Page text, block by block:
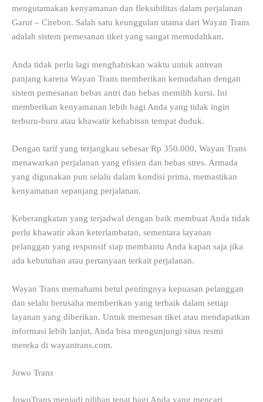
mengutamakan kenyamanan dan fleksibilitas dalam perjalanan
Garut – Cirebon. Salah satu keunggulan utama dari Wayan Trans
adalah sistem pemesanan tiket yang sangat memudahkan.
Anda tidak perlu lagi menghabiskan waktu untuk antrean
panjang karena Wayan Trans memberikan kemudahan dengan
sistem pemesanan bebas antri dan bebas memilih kursi. Ini
memberikan kenyamanan lebih bagi Anda yang tidak ingin
terburu-buru atau khawatir kehabisan tempat duduk.
Dengan tarif yang terjangkau sebesar Rp 350.000, Wayan Trans
menawarkan perjalanan yang efisien dan bebas stres. Armada
yang digunakan pun selalu dalam kondisi prima, memastikan
kenyamanan sepanjang perjalanan.
Keberangkatan yang terjadwal dengan baik membuat Anda tidak
perlu khawatir akan keterlambatan, sementara layanan
pelanggan yang responsif siap membantu Anda kapan saja jika
ada kebutuhan atau pertanyaan terkait perjalanan.
Wayan Trans memahami betul pentingnya kepuasan pelanggan
dan selalu berusaha memberikan yang terbaik dalam setiap
layanan yang diberikan. Untuk memesan tiket atau mendapatkan
informasi lebih lanjut, Anda bisa mengunjungi situs resmi
mereka di wayantrans.com.
Jowo Trans
JowoTrans menjadi pilihan tepat bagi Anda yang mencari